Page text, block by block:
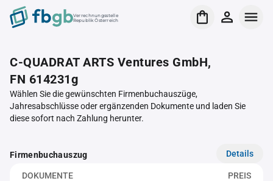
Verrechnungsstelle
Republik Österreich
C-QUADRAT ARTS Ventures GmbH,
FN 614231g
Wählen Sie die gewünschten Firmenbuchauszüge,
Jahresabschlüsse oder ergänzenden Dokumente und laden Sie
diese sofort nach Zahlung herunter.
Firmenbuchauszug Details
DOKUMENTE PREIS